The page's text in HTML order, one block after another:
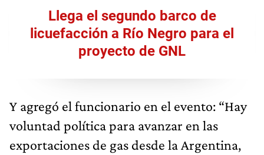
Llega el segundo barco de
licuefacción a Río Negro para el
proyecto de GNL
Y agregó el funcionario en el evento: “Hay
voluntad política para avanzar en las
exportaciones de gas desde la Argentina,